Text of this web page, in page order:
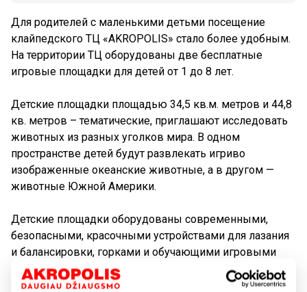
Для родителей с маленькими детьми посещение
клайпедского ТЦ «AKROPOLIS» стало более удобным.
На территории ТЦ оборудованы две бесплатные
игровые площадки для детей от 1 до 8 лет.
Детские площадки площадью 34,5 кв.м. метров и 44,8
кв. метров – тематические, приглашают исследовать
животных из разных уголков мира. В одном
пространстве детей будут развлекать игриво
изображенные океанские животные, а в другом —
животные Южной Америки.
Детские площадки оборудованы современными,
безопасными, красочными устройствами для лазания
и балансировки, горками и обучающими игровыми
досками, отражающими выбранную тематику с
различными элементами дизайна.